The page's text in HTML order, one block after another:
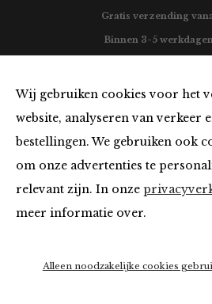
Wij gebruiken cookies voor het
website, analyseren van verkeer
bestellingen. We gebruiken ook
om onze advertenties te
relevant zijn. In onze
meer informatie over.
Alleen noodzakelijke cookies
Gratis verzending
Binnen 3-5
Home Kleding Jeans